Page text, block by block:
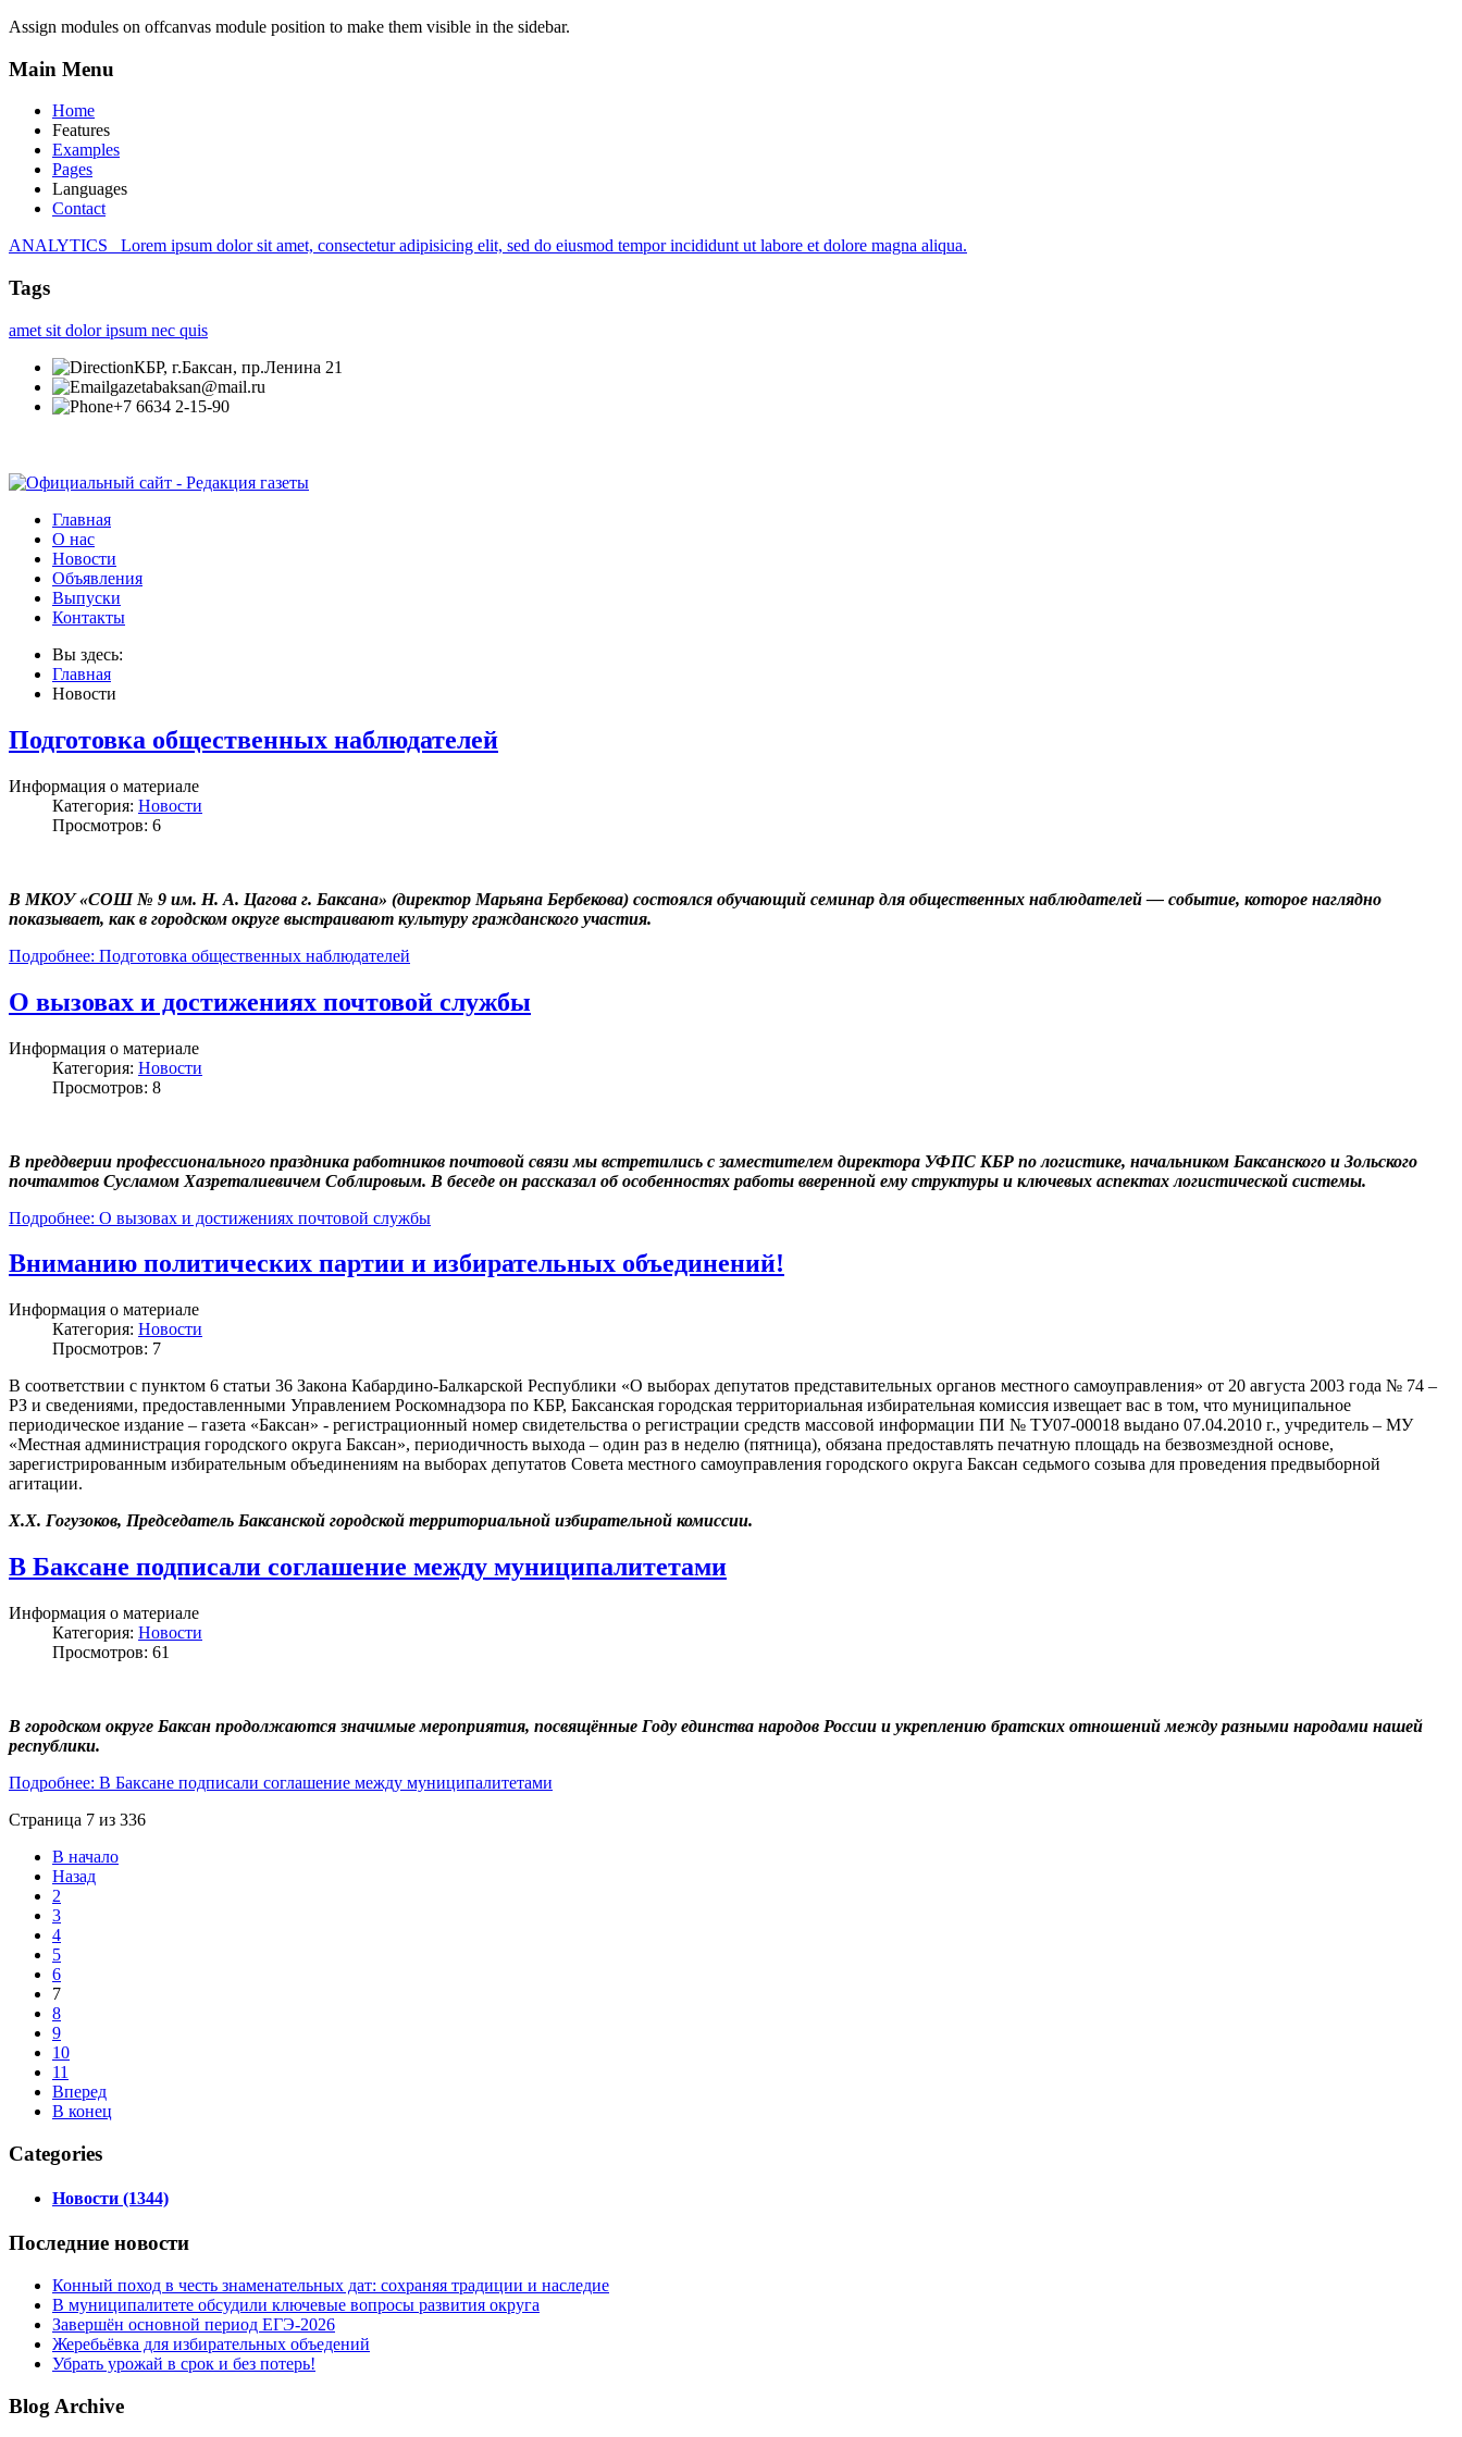
Assign modules on offcanvas module position to make them visible in the sidebar.
Main Menu
Home
Features
Examples
Pages
Languages
Contact
ANALYTICS
Lorem ipsum dolor sit amet, consectetur adipisicing elit, sed do eiusmod tempor incididunt ut labore et dolore magna aliqua.
Tags
amet sit doloripsum nec quis
КБР, г.Баксан, пр.Ленина 21
gazetabaksan@mail.ru
+7 6634 2-15-90
Главная
О нас
Новости
Объявления
Выпуски
Контакты
Вы здесь:
Главная
Новости
Подготовка общественных наблюдателей
Информация о материале
Категория: Новости
Просмотров: 6
В МКОУ «СОШ № 9 им. Н. А. Цагова г. Баксана» (директор Марьяна Бербекова) состоялся обучающий семинар для общественных наблюдателей — событие, которое наглядно
показывает, как в городском округе выстраивают культуру гражданского участия.
Подробнее: Подготовка общественных наблюдателей
О вызовах и достижениях почтовой службы
Информация о материале
Категория: Новости
Просмотров: 8
В преддверии профессионального праздника работников почтовой связи мы встретились с заместителем директора УФПС КБР по логистике, начальником Баксанского и Зольского
почтамтов Сусламом Хазреталиевичем Соблировым. В беседе он рассказал об особенностях работы вверенной ему структуры и ключевых аспектах логистической системы.
Подробнее: О вызовах и достижениях почтовой службы
Вниманию политических партии и избирательных объединений!
Информация о материале
Категория: Новости
Просмотров: 7
В соответствии с пунктом 6 статьи 36 Закона Кабардино-Балкарской Республики «О выборах депутатов представительных органов местного самоуправления» от 20 августа 2003 года № 74 –
РЗ и сведениями, предоставленными Управлением Роскомнадзора по КБР, Баксанская городская территориальная избирательная комиссия извещает вас в том, что муниципальное
периодическое издание – газета «Баксан» - регистрационный номер свидетельства о регистрации средств массовой информации ПИ № ТУ07-00018 выдано 07.04.2010 г., учредитель – МУ
«Местная администрация городского округа Баксан», периодичность выхода – один раз в неделю (пятница), обязана предоставлять печатную площадь на безвозмездной основе,
зарегистрированным избирательным объединениям на выборах депутатов Совета местного самоуправления городского округа Баксан седьмого созыва для проведения предвыборной
агитации.
Х.Х. Гогузоков, Председатель Баксанской городской территориальной избирательной комиссии.
В Баксане подписали соглашение между муниципалитетами
Информация о материале
Категория: Новости
Просмотров: 61
В городском округе Баксан продолжаются значимые мероприятия, посвящённые Году единства народов России и укреплению братских отношений между разными народами нашей
республики.
Подробнее: В Баксане подписали соглашение между муниципалитетами
Страница 7 из 336
В начало
Назад
2
3
4
5
6
7
8
9
10
11
Вперед
В конец
Categories
Новости (1344)
Последние новости
Конный поход в честь знаменательных дат: сохраняя традиции и наследие
В муниципалитете обсудили ключевые вопросы развития округа
Завершён основной период ЕГЭ-2026
Жеребьёвка для избирательных объедений
Убрать урожай в срок и без потерь!
Blog Archive